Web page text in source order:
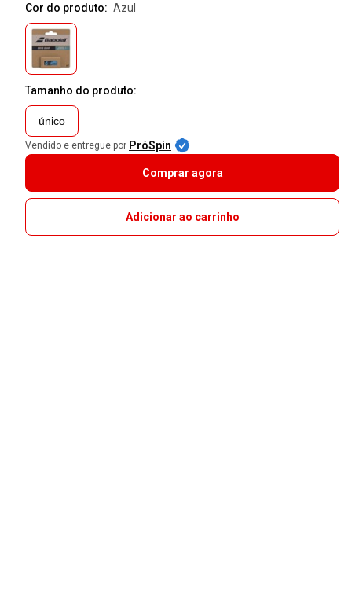
Cor do produto: azul
Tamanho do produto:
único
Vendido e entregue por PróSpin
Comprar agora
Adicionar ao carrinho